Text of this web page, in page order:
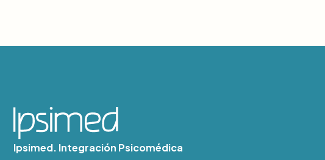
Ipsimed. Integración Psicomédica